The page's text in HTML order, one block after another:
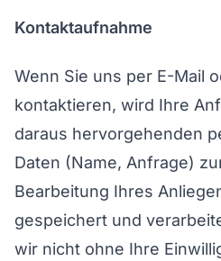
Kontaktaufnahme
Wenn Sie uns per E-Mail
kontaktieren, wird Ihre
daraus hervorgehenden
Daten (Name, Anfrage)
Bearbeitung Ihres
gespeichert und
wir nicht ohne Ihre